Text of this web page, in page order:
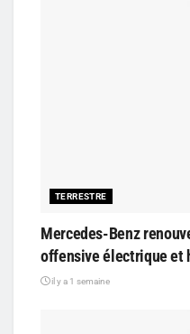
TERRESTRE
Mercedes-Benz
offensive électrique et
il y a 1 semaine